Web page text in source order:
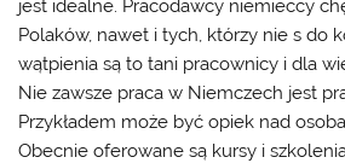
jest idealne. Pracodawcy niemieccy
Polaków, nawet i tych, którzy nie s do
wątpienia są to tani pracownicy i dla
Nie zawsze praca w Niemczech jest
Przykładem może być opiek nad
Obecnie oferowane są kursy i